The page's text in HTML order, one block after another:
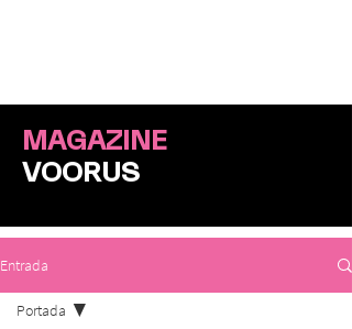
MAGAZINE
VOORUS
Entrada
Portada